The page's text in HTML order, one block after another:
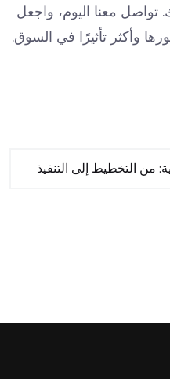
تواصل معنا اليوم، واجعل
وأكثر تأثيرًا في السوق.
من التخطيط إلى التنفيذ